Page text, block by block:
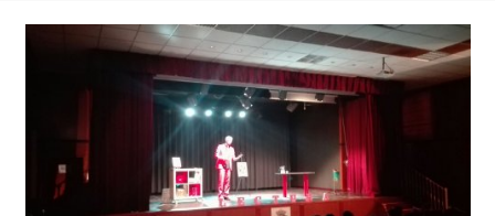
Ayuntamiento